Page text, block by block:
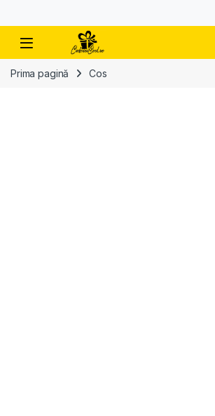
Prima pagină Cos